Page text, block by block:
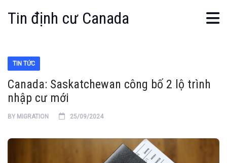
Tin định cư Canada
TIN TỨC
Canada: Saskatchewan công bố 2 lộ trình
nhập cư mới
BY MIGRATION 25/09/2024